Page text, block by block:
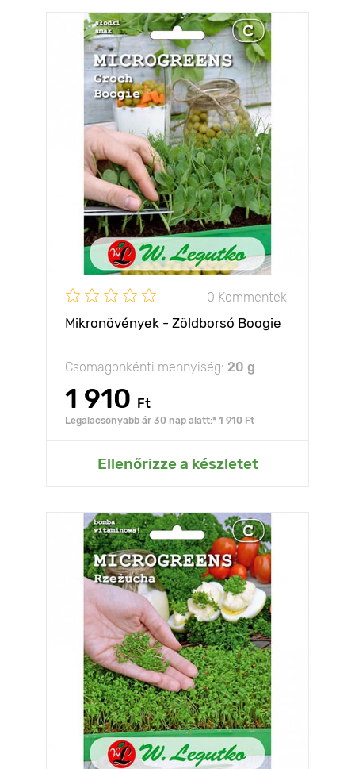
0 Kommentek
Mikronövények - Zöldborsó Boogie
Csomagonkénti mennyiség: 20 g
1 910 Ft
Legalacsonyabb ár 30 nap alatt:* 1 910 Ft
Ellenőrizze a készletet